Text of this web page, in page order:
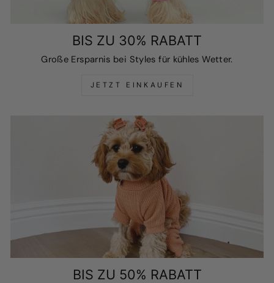
BIS ZU 30% RABATT
Große Ersparnis bei Styles für kühles Wetter.
JETZT EINKAUFEN
BIS ZU 50% RABATT